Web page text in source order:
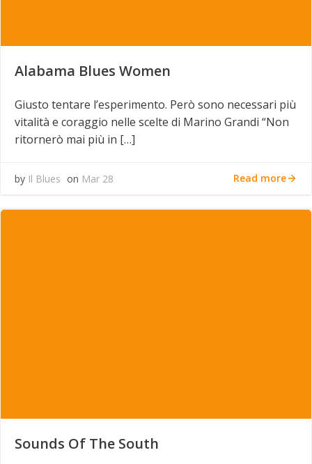
Alabama Blues Women
Giusto tentare l’esperimento. Però sono necessari più
vitalità e coraggio nelle scelte di Marino Grandi “Non
ritornerò mai più in […]
by Il Blues on Mar 28 Read more
Sounds Of The South